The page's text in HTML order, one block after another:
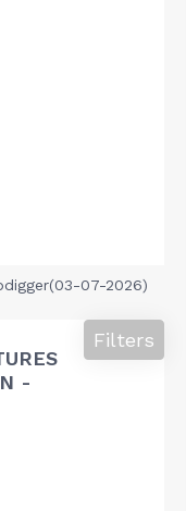
07-2026)
-
Filters